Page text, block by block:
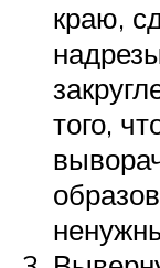
краю,
того,